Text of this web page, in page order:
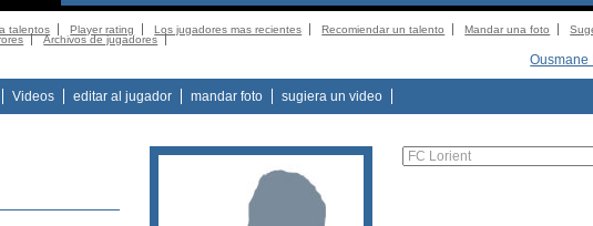
talentos Player rating Los jugadores mas recientes Recomiendar un talento Mandar una foto
Archivos de jugadores
Ousmane
Videos editar al jugador mandar foto sugiera un video